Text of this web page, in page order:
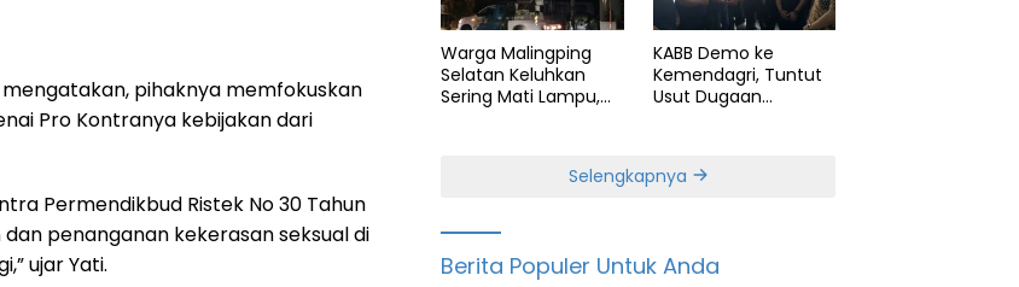
mengatakan, pihaknya memfokuskan
Pro Kontranya kebijakan dari
Permendikbud Ristek No 30 Tahun
penanganan kekerasan seksual di
ujar Yati.
Warga Malingping
Selatan Keluhkan
Sering Mati Lampu,
KABB Demo ke
Kemendagri, Tuntut
Usut Dugaan
Selengkapnya
Berita Populer Untuk Anda